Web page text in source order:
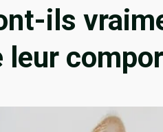
ils
leur